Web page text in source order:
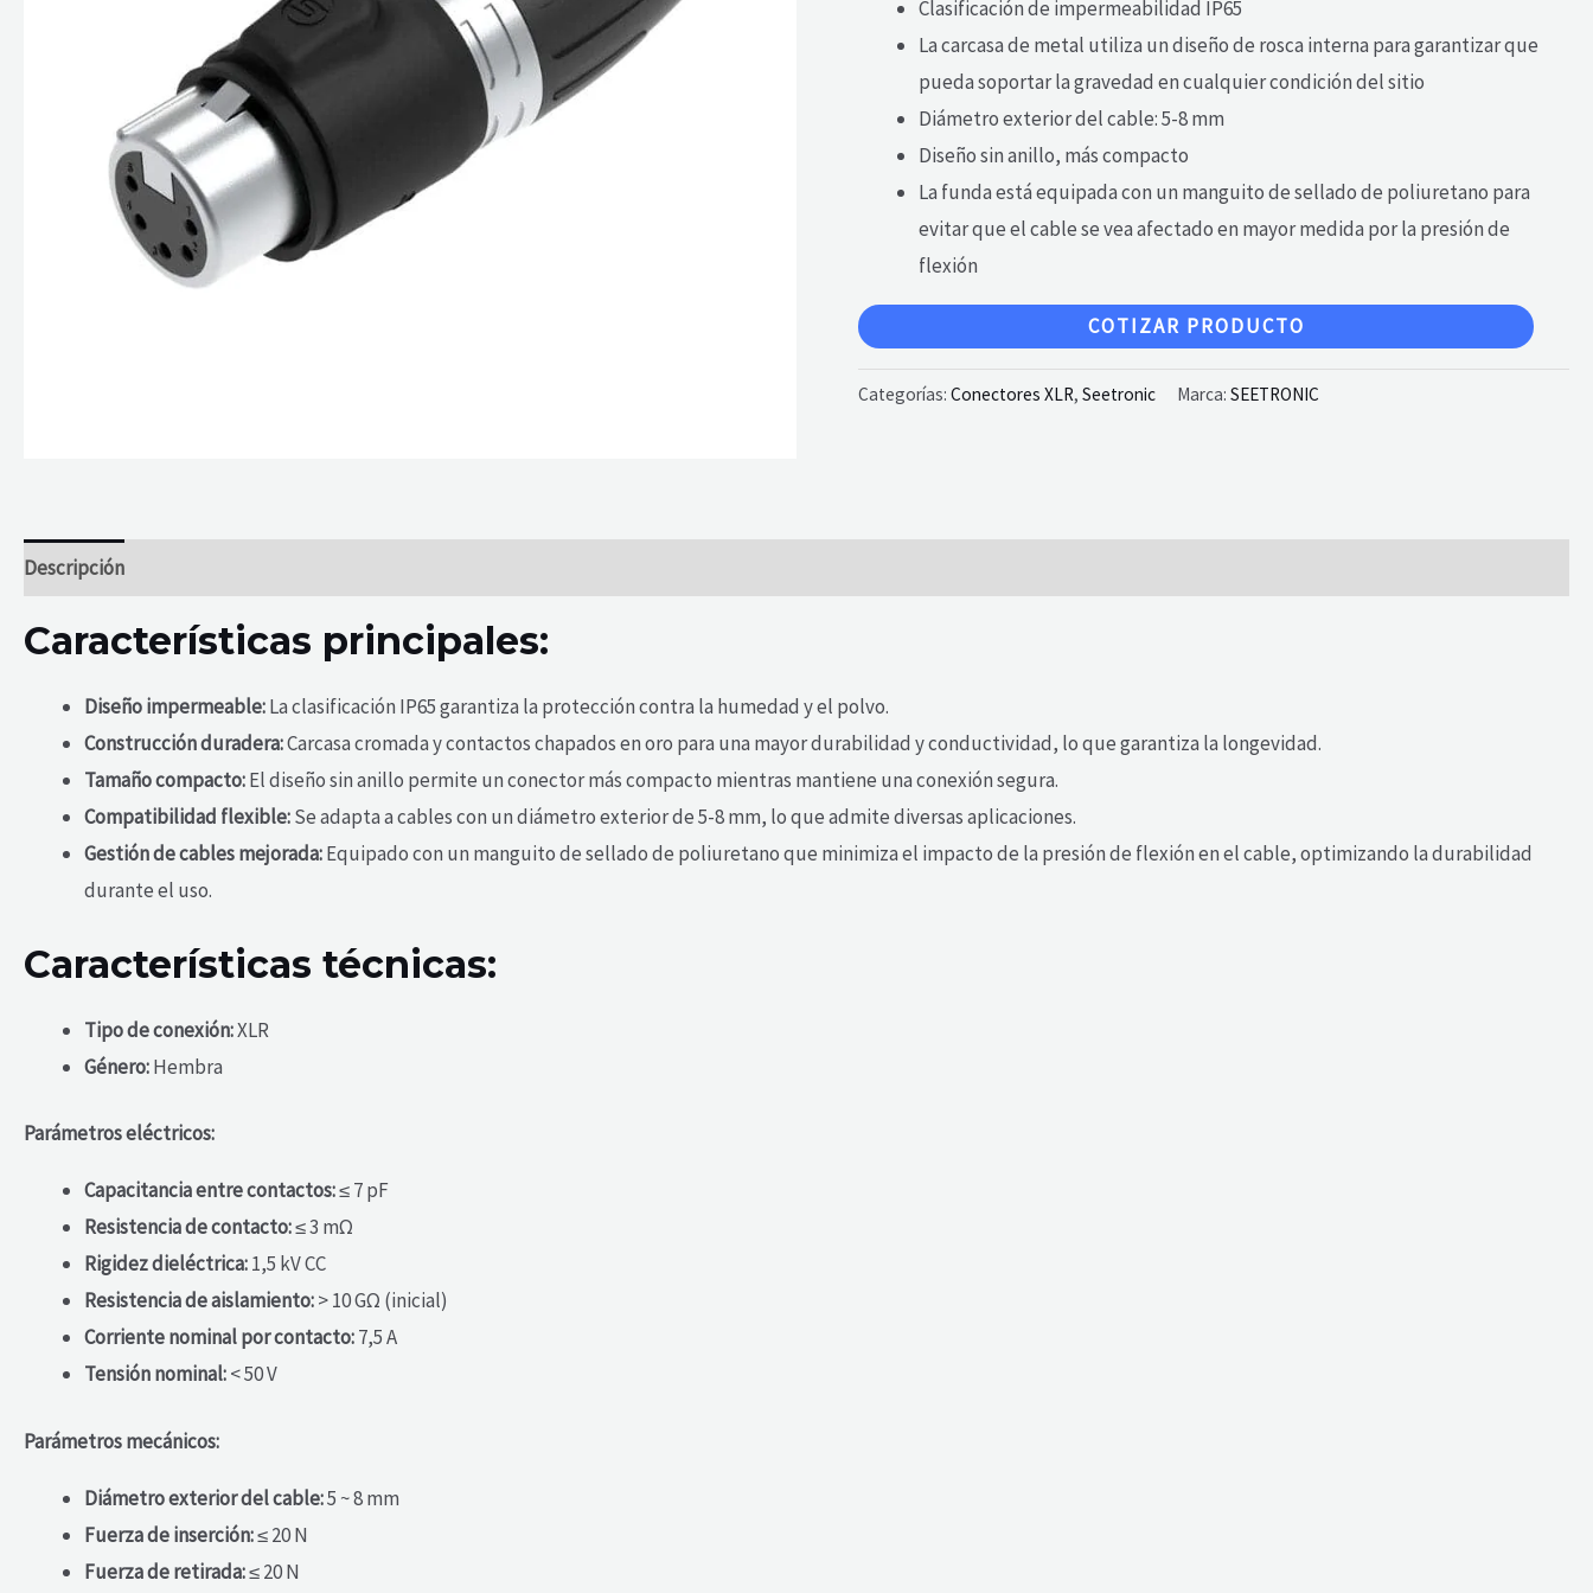
Clasificación de impermeabilidad IP65
La carcasa de metal utiliza un diseño de rosca interna para garantizar que
pueda soportar la gravedad en cualquier condición del sitio
Diámetro exterior del cable: 5-8 mm
Diseño sin anillo, más compacto
La funda está equipada con un manguito de sellado de poliuretano para
evitar que el cable se vea afectado en mayor medida por la presión de
flexión
COTIZAR PRODUCTO
Categorías:Conectores XLR,Seetronic Marca:SEETRONIC
Descripción
Características principales:
Diseño impermeable:La clasificación IP65 garantiza la protección contra la humedad y el polvo.
Construcción duradera:Carcasa cromada y contactos chapados en oro para una mayor durabilidad y conductividad, lo que garantiza la longevidad.
Tamaño compacto:El diseño sin anillo permite un conector más compacto mientras mantiene una conexión segura.
Compatibilidad flexible:Se adapta a cables con un diámetro exterior de 5-8 mm, lo que admite diversas aplicaciones.
Gestión de cables mejorada:Equipado con un manguito de sellado de poliuretano que minimiza el impacto de la presión de flexión en el cable, optimizando la durabilidad
durante el uso.
Características técnicas:
Tipo de conexión:XLR
Género:Hembra
Parámetros eléctricos:
Capacitancia entre contactos:≤ 7 pF
Resistencia de contacto:≤ 3 mΩ
Rigidez dieléctrica:1,5 kV CC
Resistencia de aislamiento:> 10 GΩ (inicial)
Corriente nominal por contacto:7,5 A
Tensión nominal:< 50 V
Parámetros mecánicos:
Diámetro exterior del cable:5 ~ 8 mm
Fuerza de inserción:≤ 20 N
Fuerza de retirada:≤ 20 N